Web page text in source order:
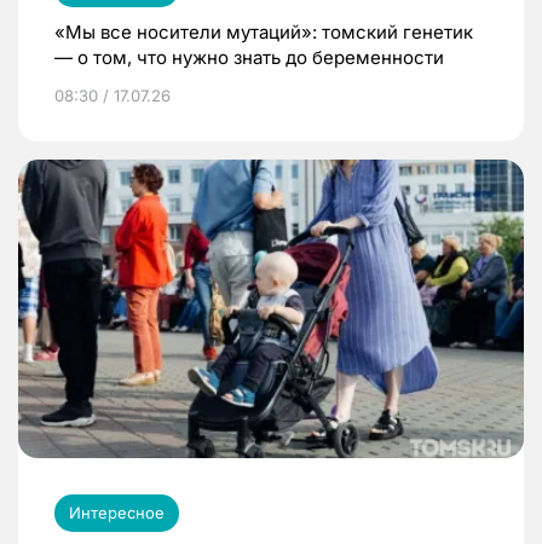
«Мы все носители мутаций»: томский генетик
— о том, что нужно знать до беременности
08:30 / 17.07.26
Интересное